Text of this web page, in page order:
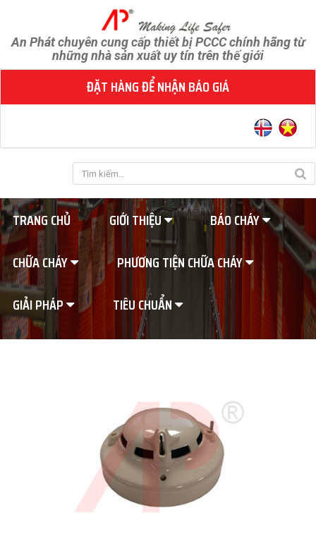
An Phát chuyên cung cấp thiết bị PCCC chính hãng từ
những nhà sản xuất uy tín trên thế giới
ĐẶT HÀNG ĐỂ NHẬN BÁO GIÁ
TRANG CHỦ GIỚI THIỆU
BÁO CHÁY
CHỮA CHÁY
PHƯƠNG TIỆN CHỮA CHÁY
GIẢI PHÁP
TIÊU CHUẨN